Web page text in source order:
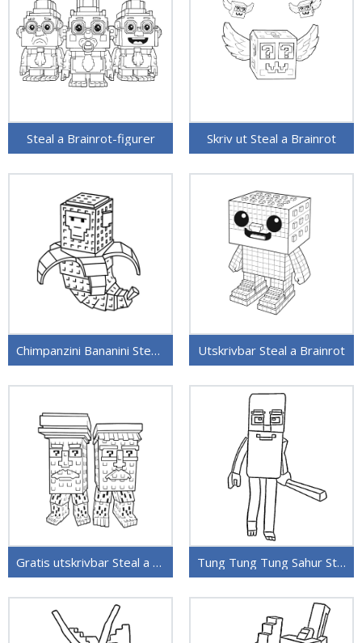
Steal a Brainrot-figurer Skriv ut Steal a Brainrot
Chimpanzini Bananini Steal a Brainrot Utskrivbar Steal a Brainrot
Gratis utskrivbar Steal a Brainrot Tung Tung Tung Sahur Steal a Brainrot